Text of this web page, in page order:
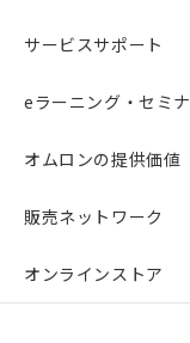
サービスサポート
eラーニング・セミナ
オムロンの提供価値
販売ネットワーク
オンラインストア